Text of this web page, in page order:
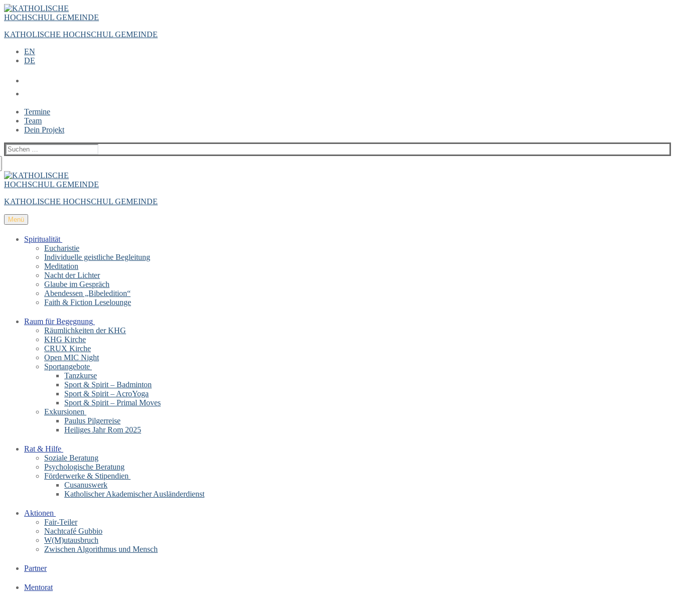
Zum
Inhalt
Menü
Schließen
KATHOLISCHE HOCHSCHUL GEMEINDE
EN
DE
Termine
Team
Dein Projekt
Suchen
nach:
KATHOLISCHE HOCHSCHUL GEMEINDE
Menü
Spiritualität
Eucharistie
Individuelle geistliche Begleitung
Meditation
Nacht der Lichter
Glaube im Gespräch
Abendessen „Bibeledition“
Faith & Fiction Leselounge
Raum für Begegnung
Räumlichkeiten der KHG
KHG Kirche
CRUX Kirche
Open MIC Night
Sportangebote
Tanzkurse
Sport & Spirit – Badminton
Sport & Spirit – AcroYoga
Sport & Spirit – Primal Moves
Exkursionen
Paulus Pilgerreise
Heiliges Jahr Rom 2025
Rat & Hilfe
Soziale Beratung
Psychologische Beratung
Förderwerke & Stipendien
Cusanuswerk
Katholischer Akademischer Ausländerdienst
Aktionen
Fair-Teiler
Nachtcafé Gubbio
W(M)utausbruch
Zwischen Algorithmus und Mensch
Partner
Mentorat